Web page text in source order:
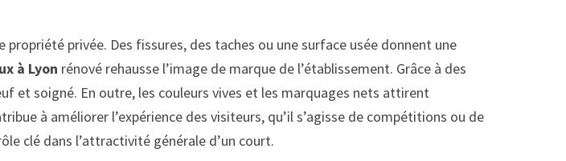
privée. Des fissures, des taches ou une surface usée donnent une
à Lyon rénové rehausse l’image de marque de l’établissement. Grâce à des
et soigné. En outre, les couleurs vives et les marquages nets attirent
à améliorer l’expérience des visiteurs, qu’il s’agisse de compétitions ou de
clé dans l’attractivité générale d’un court.